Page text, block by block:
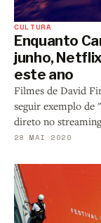
CULTURA
Enquanto
junho,
este ano
Filmes de David
seguir exemplo de
direto no streaming
28 MAI 2020